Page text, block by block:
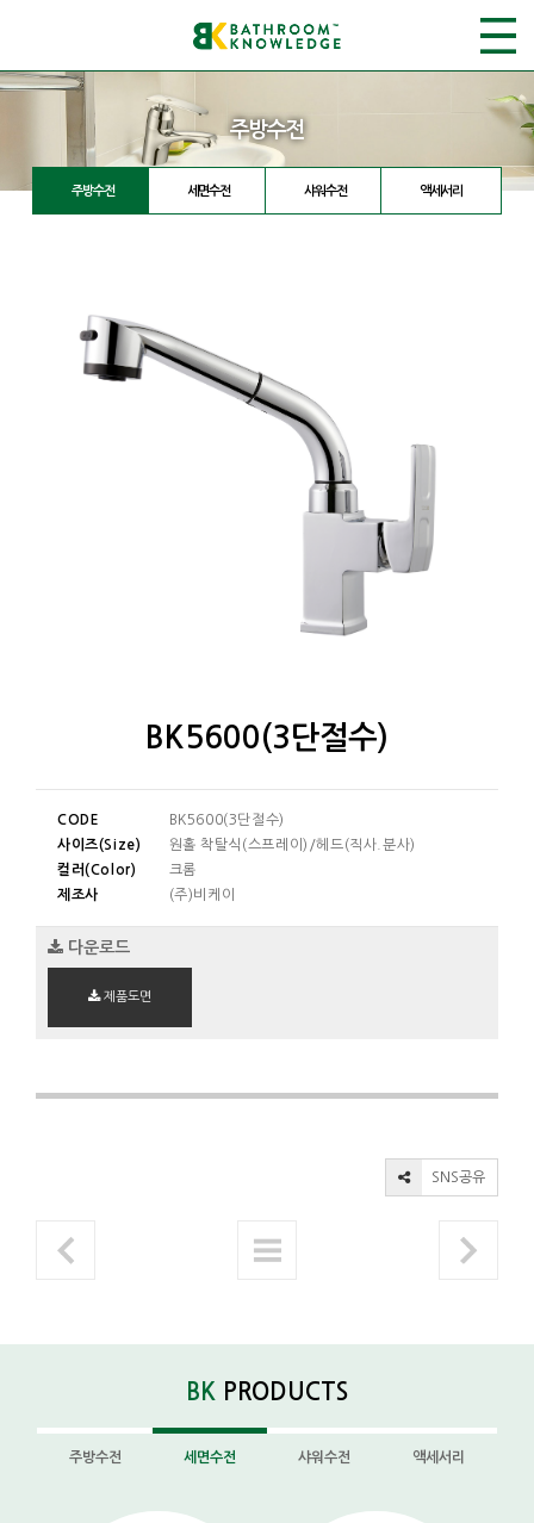
주방수전
주방수전 세면수전 샤워수전 액세서리
BK5600(3단절수)
CODE
BK5600(3단절수)
사이즈(Size)
원홀 착탈식(스프레이)/헤드(직사.분사)
컬러(Color)
크롬
제조사
(주)비케이
다운로드
제품도면
SNS공유
BK PRODUCTS
주방수전 세면수전 샤워수전 액세서리